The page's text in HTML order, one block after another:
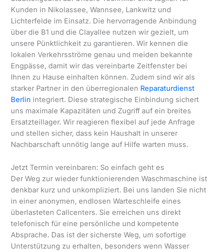
Kunden in Nikolassee, Wannsee, Lankwitz und
Lichterfelde im Einsatz. Die hervorragende Anbindung
über die B1 und die Clayallee nutzen wir gezielt, um
unsere Pünktlichkeit zu garantieren. Wir kennen die
lokalen Verkehrsströme genau und meiden bekannte
Engpässe, damit wir das vereinbarte Zeitfenster bei
Ihnen zu Hause einhalten können. Zudem sind wir als
starker Partner in den überregionalen Reparaturdienst
Berlin integriert. Diese strategische Einbindung sichert
uns maximale Kapazitäten und Zugriff auf ein breites
Ersatzteillager. Wir reagieren flexibel auf jede Anfrage
und stellen sicher, dass kein Haushalt in unserer
Nachbarschaft unnötig lange auf Hilfe warten muss.
Jetzt Termin vereinbaren: So einfach geht es
Der Weg zur wieder funktionierenden Waschmaschine ist
denkbar kurz und unkompliziert. Bei uns landen Sie nicht
in einer anonymen, endlosen Warteschleife eines
überlasteten Callcenters. Sie erreichen uns direkt
telefonisch für eine persönliche und kompetente
Absprache. Das ist der sicherste Weg, um sofortige
Unterstützung zu erhalten, besonders wenn Wasser